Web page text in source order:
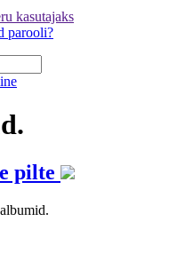
kasutajaks
parooli?
pilte